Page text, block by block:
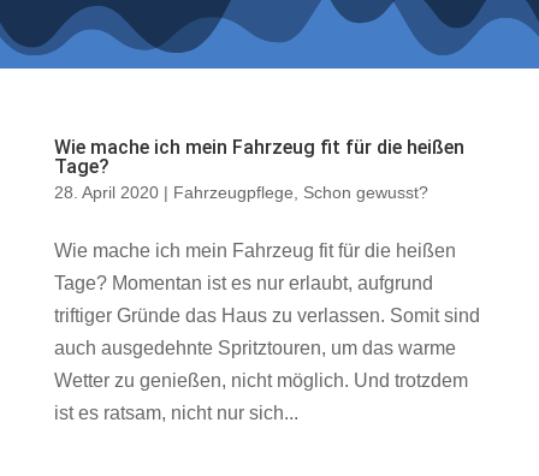
Wie mache ich mein Fahrzeug fit für die heißen
Tage?
28. April 2020| Fahrzeugpflege Schon gewusst?
Wie mache ich mein Fahrzeug fit für die heißen
Tage? Momentan ist es nur erlaubt, aufgrund
triftiger Gründe das Haus zu verlassen. Somit sind
auch ausgedehnte Spritztouren, um das warme
Wetter zu genießen, nicht möglich. Und trotzdem
ist es ratsam, nicht nur sich...